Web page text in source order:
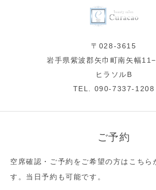
〒028-3615
岩手県紫波郡矢巾町南矢幅
ヒラソルB
TEL. 090-7337-1208
ご予約
空席確認・ご予約をご希望の方はこちら
す。当日予約も可能です。